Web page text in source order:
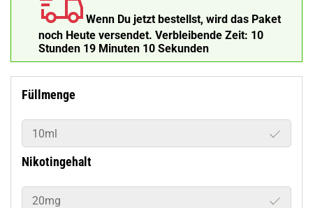
Wenn Du jetzt bestellst, wird das Paket
noch Heute versendet. Verbleibende Zeit: 10
Stunden 19 Minuten 9 Sekunden
Füllmenge
10ml
Nikotingehalt
20mg